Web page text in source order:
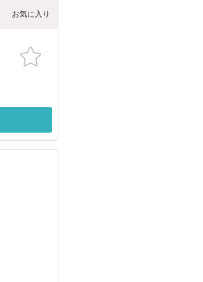
お気に入り